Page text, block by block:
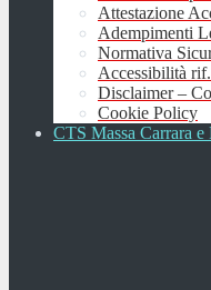
Attestazione
Adempimenti
Normativa
Accessibilità
Disclaimer –
Cookie Policy
CTS Massa Carrara